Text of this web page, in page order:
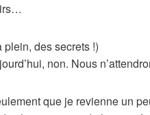
plein, des secrets !)
non. Nous
que je revienne un